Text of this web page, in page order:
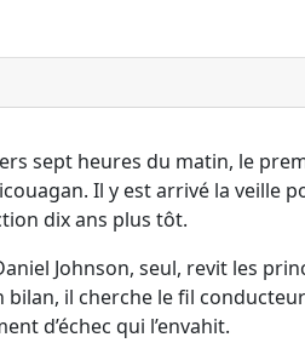
sept heures du matin, le
Il y est arrivé la veille
dix ans plus tôt.
Johnson, seul, revit les
il cherche le fil
d’échec qui l’envahit.